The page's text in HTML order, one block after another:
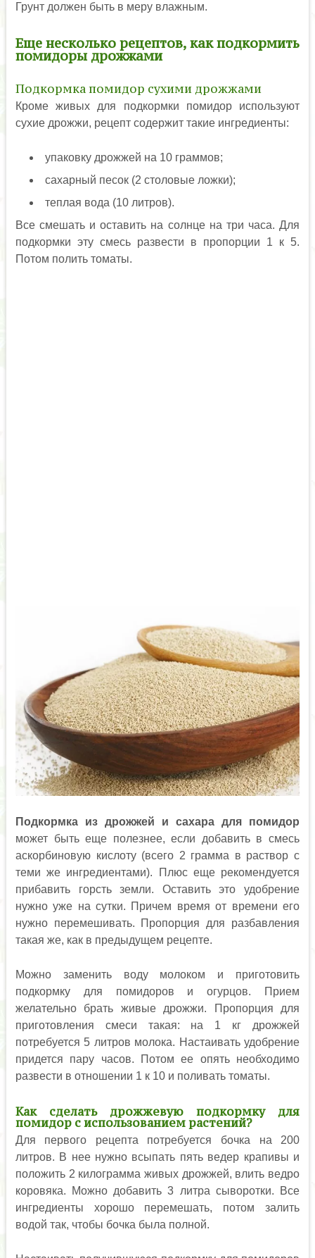
Грунт должен быть в меру влажным.
Еще несколько рецептов, как подкормить
помидоры дрожжами
Подкормка помидор сухими дрожжами
Кроме живых для подкормки помидор используют
сухие дрожжи, рецепт содержит такие ингредиенты:
упаковку дрожжей на 10 граммов;
сахарный песок (2 столовые ложки);
теплая вода (10 литров).
Все смешать и оставить на солнце на три часа. Для
подкормки эту смесь развести в пропорции 1 к 5.
Потом полить томаты.
Подкормка из дрожжей и сахара для помидор
может быть еще полезнее, если добавить в смесь
аскорбиновую кислоту (всего 2 грамма в раствор с
теми же ингредиентами). Плюс еще рекомендуется
прибавить горсть земли. Оставить это удобрение
нужно уже на сутки. Причем время от времени его
нужно перемешивать. Пропорция для разбавления
такая же, как в предыдущем рецепте.
Можно заменить воду молоком и приготовить
подкормку для помидоров и огурцов. Прием
желательно брать живые дрожжи. Пропорция для
приготовления смеси такая: на 1 кг дрожжей
потребуется 5 литров молока. Настаивать удобрение
придется пару часов. Потом ее опять необходимо
развести в отношении 1 к 10 и поливать томаты.
Как сделать дрожжевую подкормку для
помидор с использованием растений?
Для первого рецепта потребуется бочка на 200
литров. В нее нужно всыпать пять ведер крапивы и
положить 2 килограмма живых дрожжей, влить ведро
коровяка. Можно добавить 3 литра сыворотки. Все
ингредиенты хорошо перемешать, потом залить
водой так, чтобы бочка была полной.